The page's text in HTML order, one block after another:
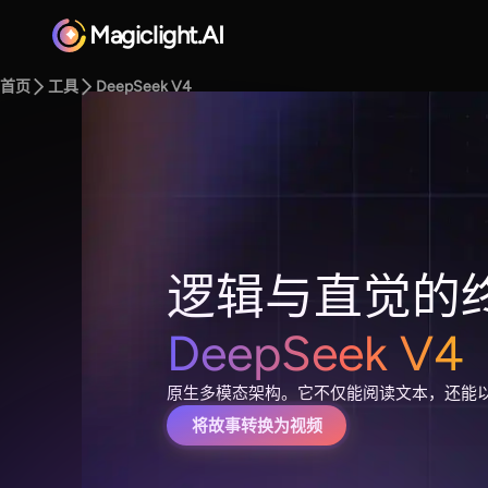
Magiclight.AI
首页 工具 DeepSeek V4
逻辑与直觉的
DeepSeek V4
原生多模态架构。它不仅能阅读文本，还能
将故事转换为视频